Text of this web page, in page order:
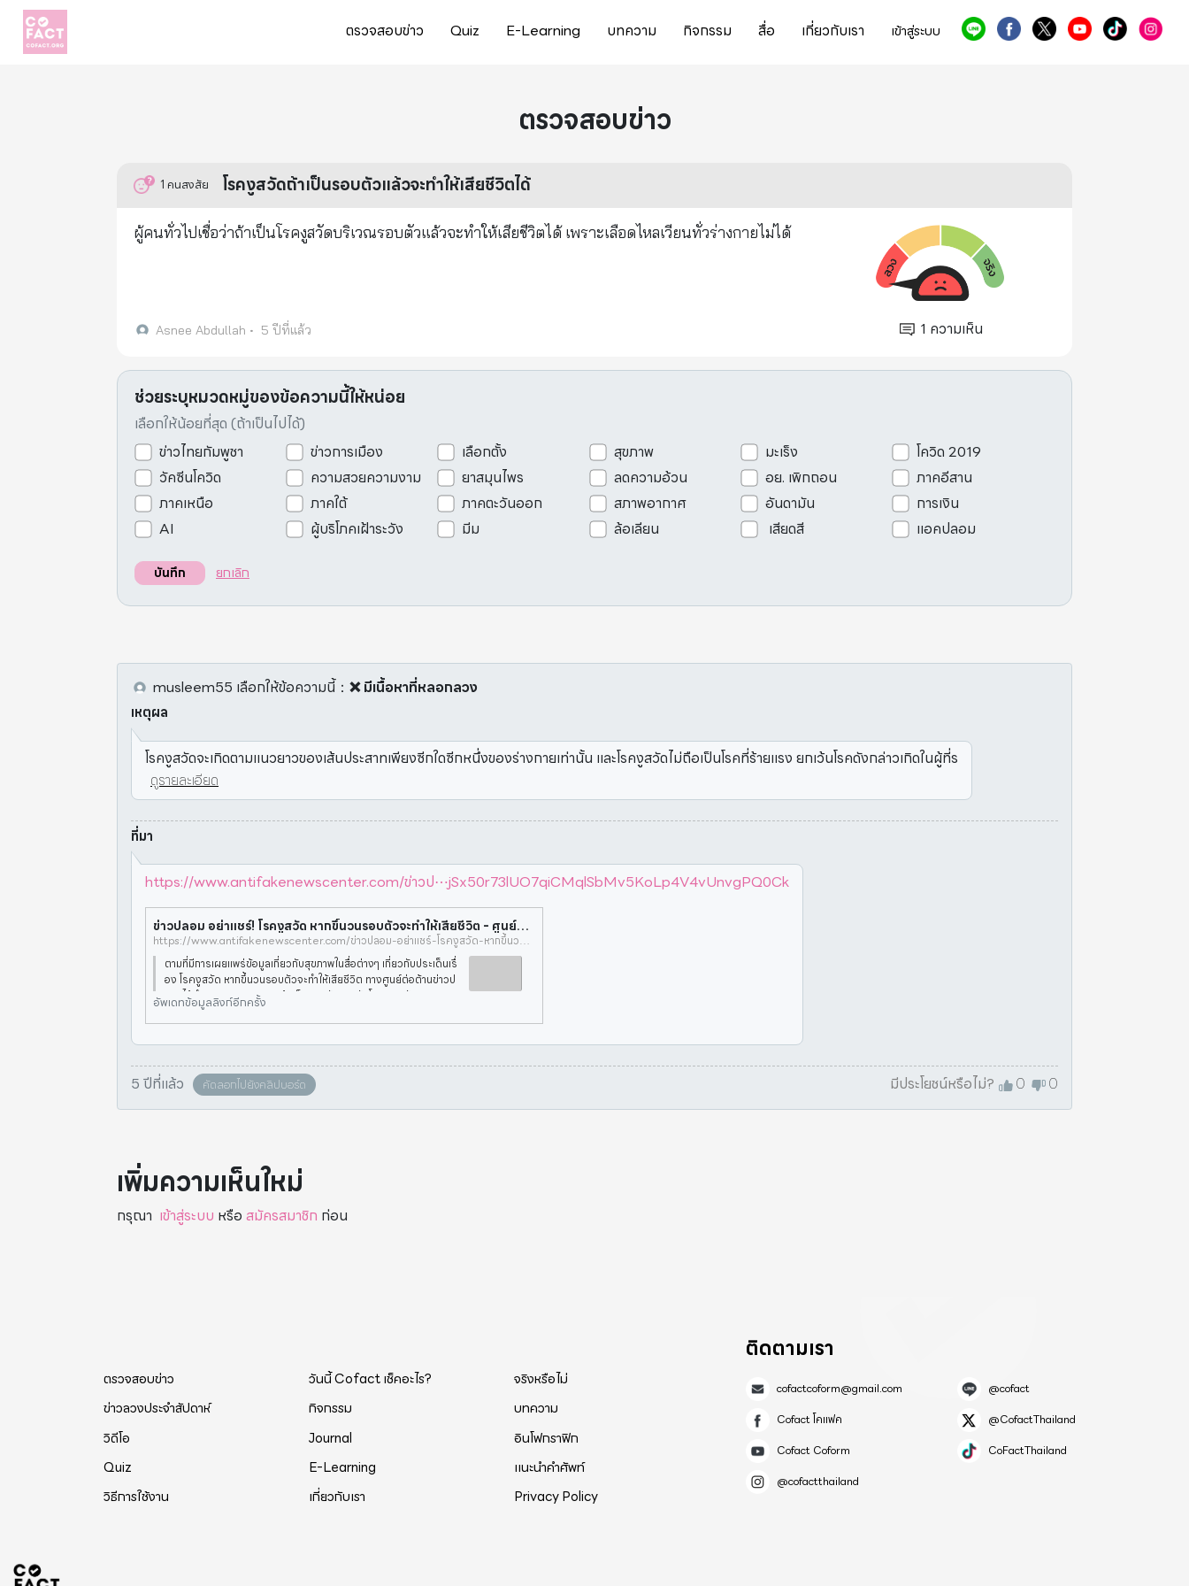
ตรวจสอบข่าว Quiz E-Learning บทความ กิจกรรม สื่อ เกี่ยวกับเรา เข้าสู่ระบบ
ตรวจสอบข่าว
1 คนสงสัย โรคงูสวัดถ้าเป็นรอบตัวแล้วจะทำให้เสียชีวิตได้
ผู้คนทั่วไปเชื่อว่าถ้าเป็นโรคงูสวัดบริเวณรอบตัวแล้วจะทำให้เสียชีวิตได้ เพราะเลือดไหลเวียนทั่วร่างกายไม่ได้
Asnee Abdullah • 5 ปีที่แล้ว 1 ความเห็น
ช่วยระบุหมวดหมู่ของข้อความนี้ให้หน่อย
เลือกให้น้อยที่สุด (ถ้าเป็นไปได้)
ข่าวไทยกัมพูชา
ข่าวการเมือง เลือกตั้ง สุขภาพ มะเร็ง
โควิด 2019
วัคซีนโควิด
ความสวยความงาม ยาสมุนไพร ลดความอ้วน อย. เพิกถอน
ภาคอีสาน
ภาคเหนือ
ภาคใต้ ภาคตะวันออก สภาพอากาศ อันดามัน
การเงิน
AI
ผู้บริโภคเฝ้าระวัง มีม ล้อเลียน เสียดสี แอคปลอม
บันทึก ยกเลิก
musleem55 เลือกให้ข้อความนี้： ❌ มีเนื้อหาที่หลอกลวง
เหตุผล
โรคงูสวัดจะเกิดตามแนวยาวของเส้นประสาทเพียงซีกใดซีกหนึ่งของร่างกายเท่านั้น และโรคงูสวัดไม่ถือเป็นโรคที่ร้ายแรง ยกเว้นโรคดังกล่าวเกิดในผู้ที่ร
ดูรายละเอียด
ที่มา
https://www.antifakenewscenter.com/ข่าวป⋯jSx50r73lUO7qiCMqlSbMv5KoLp4V4vUnvgPQ0Ck
ข่าวปลอม อย่าแชร์! โรคงูสวัด หากขึ้นวนรอบตัวจะทำให้เสียชีวิต - ศูนย์ต่อต้านข่าวปลอม | Anti-Fake News Center Thailand
https://www.antifakenewscenter.com/ข่าวปลอม-อย่าแชร์-โรคงูสวัด-หากขึ้นวนรอบตัวจะทำให้เสียชีวิต/?fbclid=IwAR11zSIPRd7StJxCcPOjSx50r73lUO7qiCMqlSbMv5KoLp4V4vUnvgPQ0Ck
ตามที่มีการเผยแพร่ข้อมูลเกี่ยวกับสุขภาพในสื่อต่างๆ เกี่ยวกับประเด็นเรื่
อง โรคงูสวัด หากขึ้นวนรอบตัวจะทำให้เสียชีวิต ทางศูนย์ต่อต้านข่าวป
ลอมได้ดำเนินการตรวจสอบข้อเท็จจริงกับสถาบันโรคผิวหนัง กรมการแ
พทย์
อัพเดทข้อมูลลิงก์อีกครั้ง
5 ปีที่แล้ว คัดลอกไปยังคลิปบอร์ด มีประโยชน์หรือไม่? 0 0
เพิ่มความเห็นใหม่
กรุณา เข้าสู่ระบบ หรือ สมัครสมาชิก ก่อน
ตรวจสอบข่าว วันนี้ Cofact เช็คอะไร?
จริงหรือไม่
ข่าวลวงประจำสัปดาห์
กิจกรรม
บทความ
วิดีโอ
Journal
อินโฟกราฟิก
Quiz
E-Learning
แนะนำคำศัพท์
วิธีการใช้งาน
เกี่ยวกับเรา Privacy Policy
ติดตามเรา
cofactcoform@gmail.com
@cofact
Cofact โคแฟค
@CofactThailand
Cofact Coform
CoFactThailand
@cofactthailand